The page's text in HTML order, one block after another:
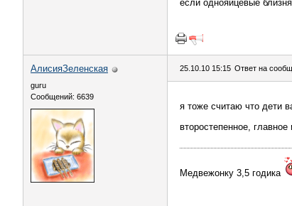
если однояйцевые
АлисияЗеленская
guru
Сообщений: 6639
25.10.10 15:15 Ответ на
я тоже считаю что дети
второстепенное,
Медвежонку 3,5 годика